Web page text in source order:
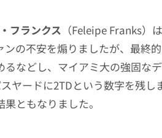
フランクス （Feleipe Franks）
ンの不安を煽りましたが、最終
るなどし、マイアミ大の強固な
ヤードに2TDという数字を残し
ともなりました。